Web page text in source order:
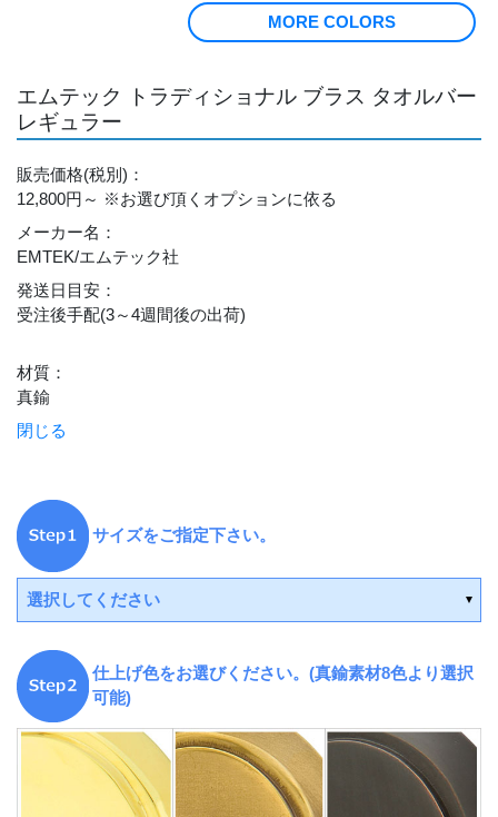
MORE COLORS
エムテック トラディショナル ブラス タオルバー
レギュラー
販売価格(税別) ：
12,800円～ ※お選び頂くオプションに依る
メーカー名 ：
EMTEK/エムテック社
発送日目安 ：
受注後手配(3～4週間後の出荷)
材質 ：
真鍮
閉じる
サイズをご指定下さい。
選択してください
仕上げ色をお選びください。(真鍮素材8色より選択
可能)